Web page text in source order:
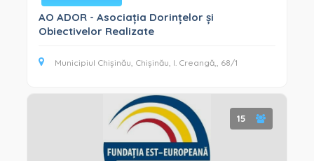
AO ADOR - Asociația Dorințelor și
Obiectivelor Realizate
Municipiul Chișinău, Chișinău, I. Creangă,, 68/1
15